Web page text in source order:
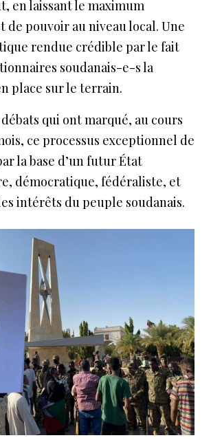
en laissant le maximum
de pouvoir au niveau local. Une
rendue crédible par le fait
soudanais-e-s la
place sur le terrain.
qui ont marqué, au cours
ce processus exceptionnel de
la base d’un futur État
démocratique, fédéraliste, et
intérêts du peuple soudanais.